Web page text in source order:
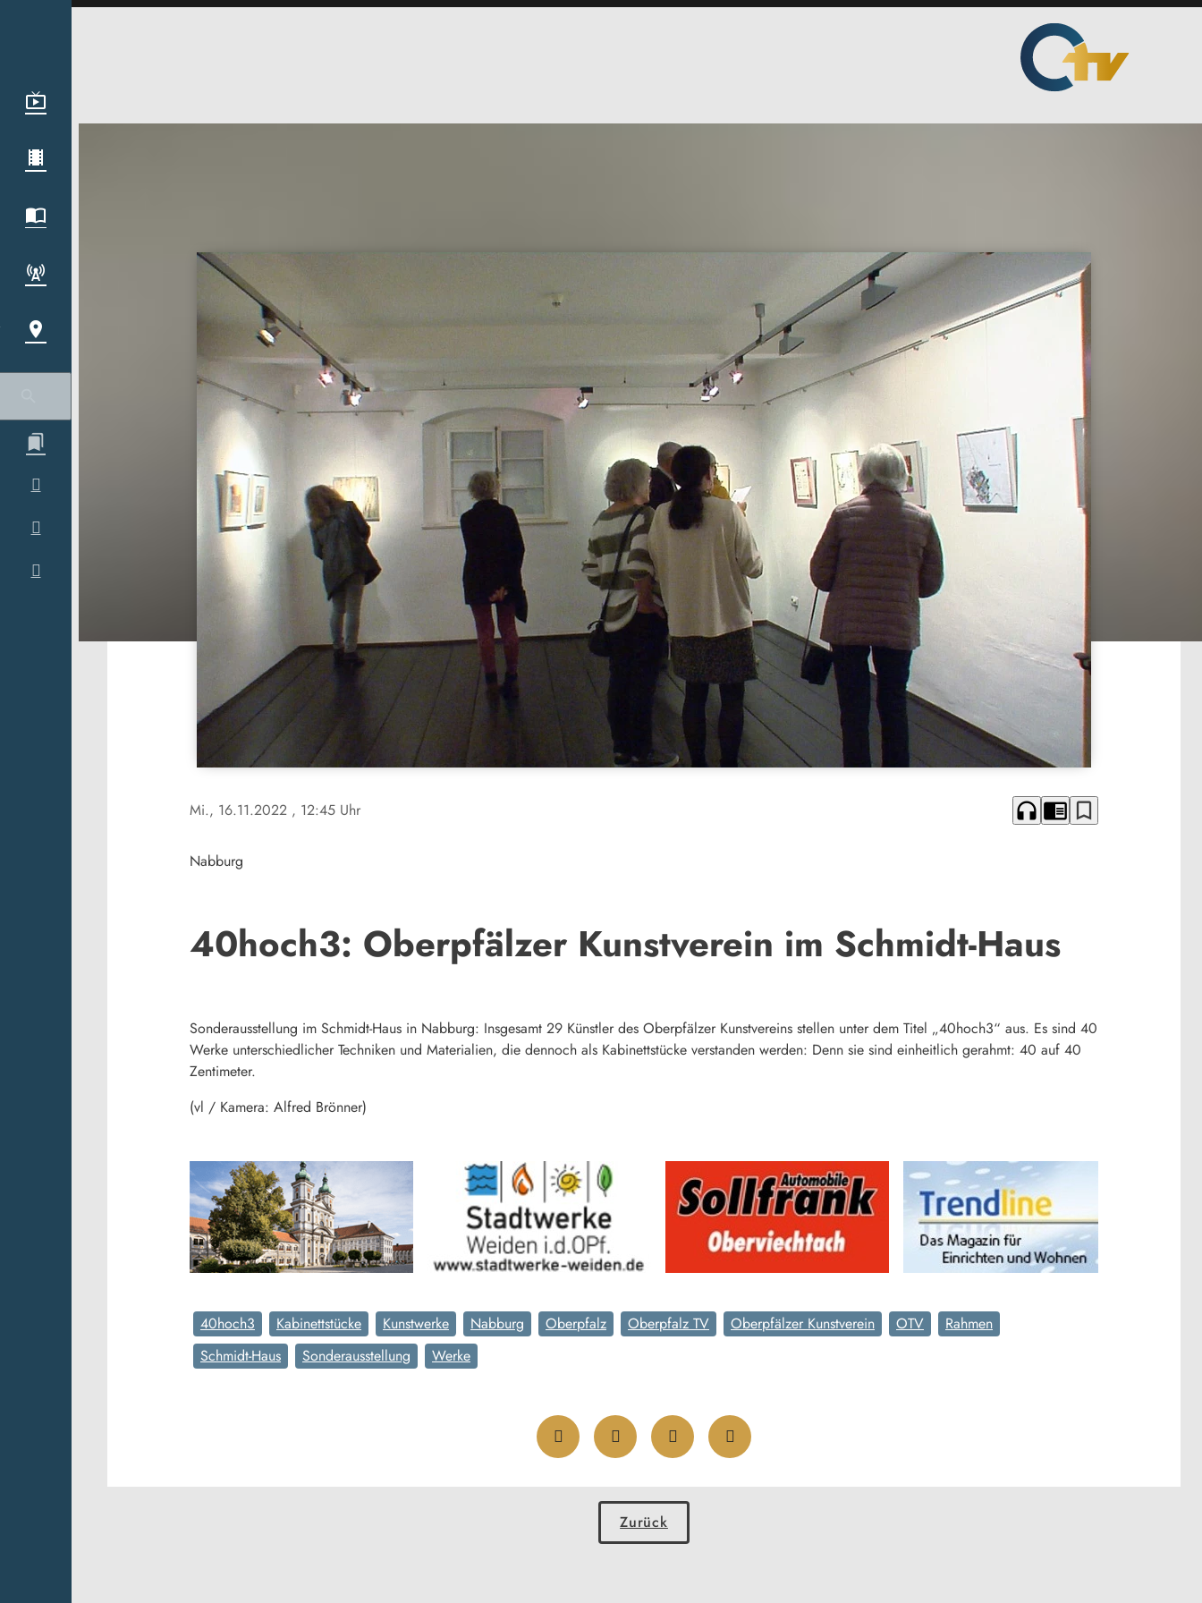
Mi., 16.11.2022 , 12:45 Uhr headphones chrome_reader_mode bookmark_border
Nabburg
40hoch3: Oberpfälzer Kunstverein im Schmidt-Haus
Sonderausstellung im Schmidt-Haus in Nabburg: Insgesamt 29 Künstler des Oberpfälzer Kunstvereins stellen unter dem Titel „40hoch3“ aus. Es sind 40
Werke unterschiedlicher Techniken und Materialien, die dennoch als Kabinettstücke verstanden werden: Denn sie sind einheitlich gerahmt: 40 auf 40
Zentimeter.
(vl / Kamera: Alfred Brönner)
40hoch3 Kabinettstücke Kunstwerke Nabburg Oberpfalz Oberpfalz TV Oberpfälzer Kunstverein OTV
Rahmen
Schmidt-Haus
Sonderausstellung Werke
Zurück